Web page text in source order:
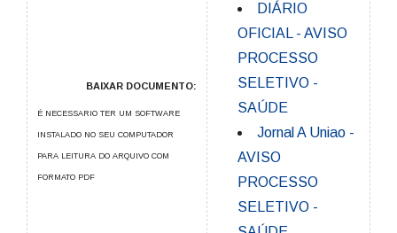
BAIXAR DOCUMENTO:
É NECESSARIO TER UM SOFTWARE
INSTALADO NO SEU COMPUTADOR
PARA LEITURA DO ARQUIVO COM
FORMATO PDF
DIÁRIO
OFICIAL - AVISO
PROCESSO
SELETIVO -
SAÚDE
Jornal A Uniao -
AVISO
PROCESSO
SELETIVO -